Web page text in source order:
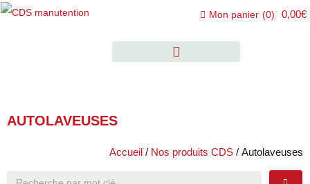
Mon panier (0) 0,00€
AUTOLAVEUSES
Accueil / Nos produits CDS / Autolaveuses